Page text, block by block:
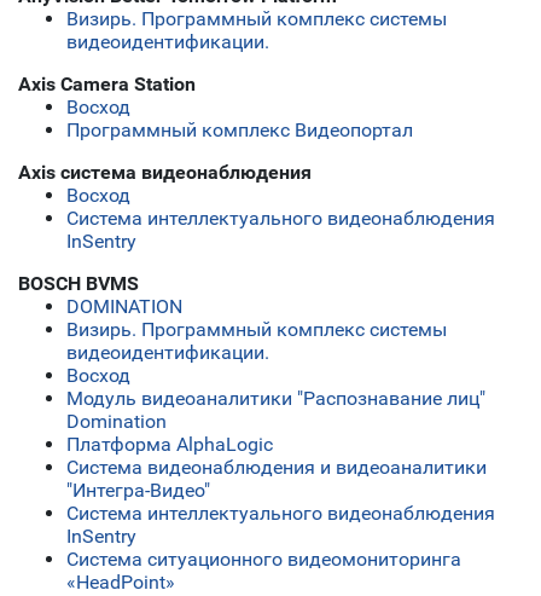
Визирь. Программный комплекс системы
видеоидентификации.
Axis Camera Station
Восход
Программный комплекс Видеопортал
Axis система видеонаблюдения
Восход
Система интеллектуального видеонаблюдения
InSentry
BOSCH BVMS
DOMINATION
Визирь. Программный комплекс системы
видеоидентификации.
Восход
Модуль видеоаналитики "Распознавание лиц"
Domination
Платформа AlphaLogic
Система видеонаблюдения и видеоаналитики
"Интегра-Видео"
Система интеллектуального видеонаблюдения
InSentry
Система ситуационного видеомониторинга
«HeadPoint»